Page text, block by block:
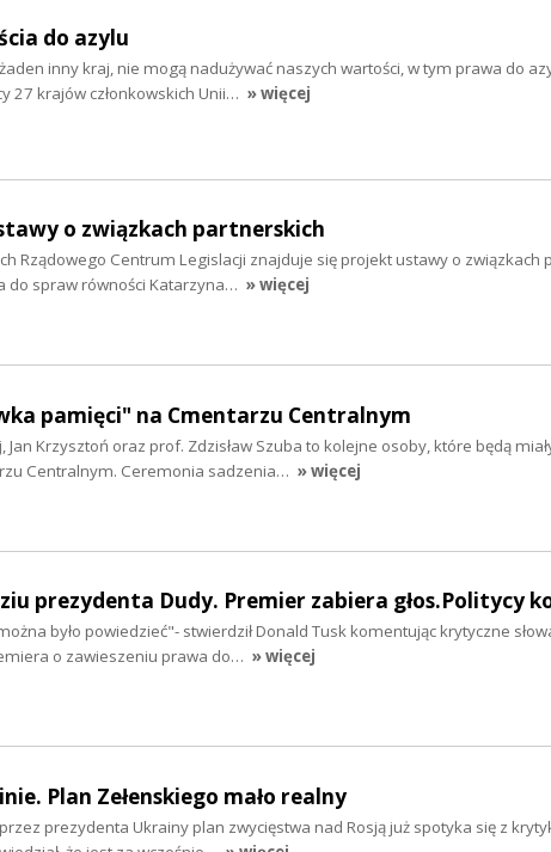
do azylu
żaden inny kraj, nie mogą nadużywać naszych wartości, w tym prawa do
27 krajów członkowskich Unii… » więcej
o związkach partnerskich
Rządowego Centrum Legislacji znajduje się projekt ustawy o związkach
do spraw równości Katarzyna… » więcej
pamięci" na Cmentarzu Centralnym
Jan Krzysztoń oraz prof. Zdzisław Szuba to kolejne osoby, które będą
Centralnym. Ceremonia sadzenia… » więcej
prezydenta Dudy. Premier zabiera głos.Politycy
było powiedzieć"- stwierdził Donald Tusk komentując krytyczne
o zawieszeniu prawa do… » więcej
Plan Zełenskiego mało realny
prezydenta Ukrainy plan zwycięstwa nad Rosją już spotyka się z